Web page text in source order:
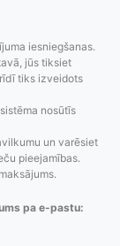
iesniegšanas.
jūs tiksiet
tiks izveidots
nosūtīs
un varēsiet
pieejamības.
pa e-pastu: